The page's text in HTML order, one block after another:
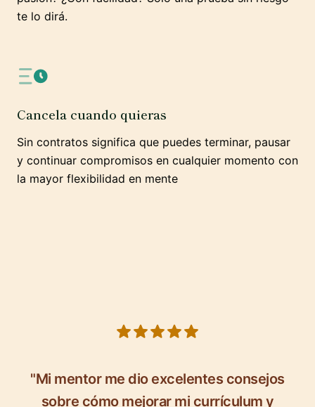
te lo dirá.
Cancela cuando quieras
Sin contratos significa que puedes terminar, pausar
y continuar compromisos en cualquier momento con
la mayor flexibilidad en mente
"Mi mentor me dio excelentes consejos
sobre cómo mejorar mi currículum y